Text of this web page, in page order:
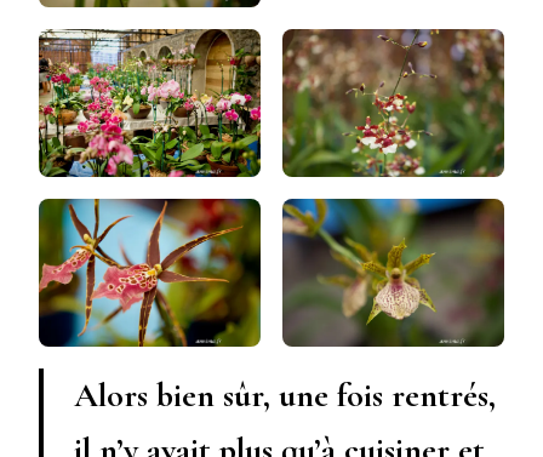
Alors bien sûr, une fois rentrés,